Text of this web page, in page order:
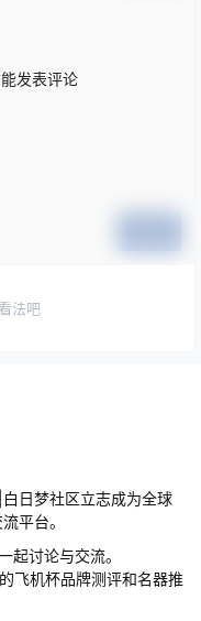
发表评论
法吧
日梦社区立志成为全球
平台。
起讨论与交流。
飞机杯品牌测评和名器推